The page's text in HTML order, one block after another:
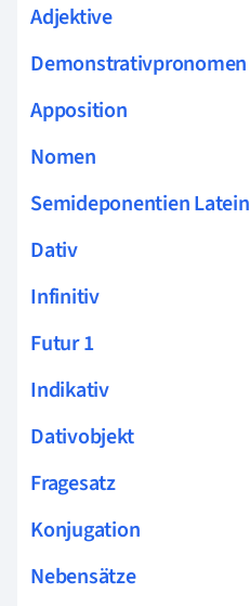
Adjektive
Demonstrativpronomen
Apposition
Nomen
Semideponentien Latein
Dativ
Infinitiv
Futur 1
Indikativ
Dativobjekt
Fragesatz
Konjugation
Nebensätze